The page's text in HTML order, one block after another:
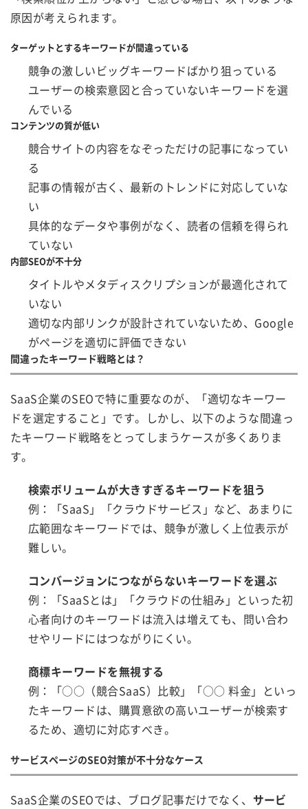
原因が考えられます。
ターゲットとするキーワードが間違っている
競争の激しいビッグキーワードばかり狙っている
ユーザーの検索意図と合っていないキーワードを選
んでいる
コンテンツの質が低い
競合サイトの内容をなぞっただけの記事になってい
る
記事の情報が古く、最新のトレンドに対応していな
い
具体的なデータや事例がなく、読者の信頼を得られ
ていない
内部SEOが不十分
タイトルやメタディスクリプションが最適化されて
いない
適切な内部リンクが設計されていないため、Google
がページを適切に評価できない
間違ったキーワード戦略とは？
SaaS企業のSEOで特に重要なのが、「適切なキーワー
ドを選定すること」です。しかし、以下のような間違っ
たキーワード戦略をとってしまうケースが多くありま
す。
検索ボリュームが大きすぎるキーワードを狙う
例：「SaaS」「クラウドサービス」など、あまりに
広範囲なキーワードでは、競争が激しく上位表示が
難しい。
コンバージョンにつながらないキーワードを選ぶ
例：「SaaSとは」「クラウドの仕組み」といった初
心者向けのキーワードは流入は増えても、問い合わ
せやリードにはつながりにくい。
商標キーワードを無視する
例：「○○（競合SaaS）比較」「○○ 料金」といっ
たキーワードは、購買意欲の高いユーザーが検索す
るため、適切に対応すべき。
サービスページのSEO対策が不十分なケース
SaaS企業のSEOでは、ブログ記事だけでなく、 サービ